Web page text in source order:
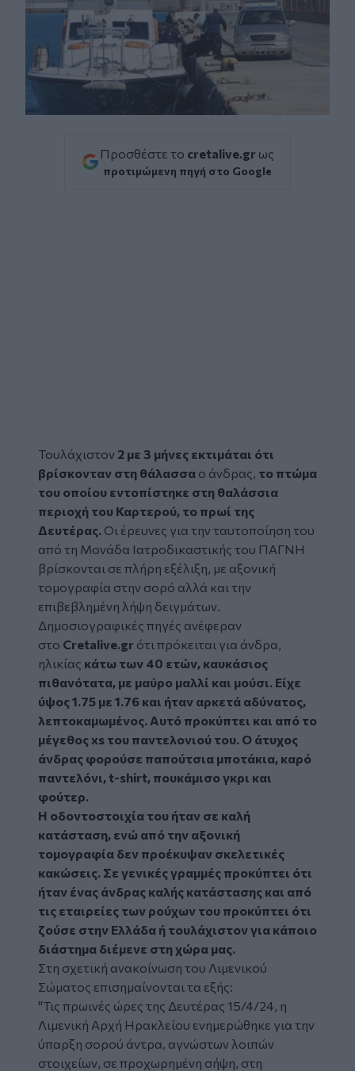
Προσθέστε το cretalive.gr ως
προτιμώμενη πηγή στο Google
Τουλάχιστον 2 με 3 μήνες εκτιμάται ότι
βρίσκονταν στη θάλασσα ο άνδρας, το πτώμα
του οποίου εντοπίστηκε στη θαλάσσια
περιοχή του Καρτερού, το πρωί της
Δευτέρας. Οι έρευνες για την ταυτοποίηση του
από τη Μονάδα Ιατροδικαστικής του ΠΑΓΝΗ
βρίσκονται σε πλήρη εξέλιξη, με αξονική
τομογραφία στην σορό αλλά και την
επιβεβλημένη λήψη δειγμάτων.
Δημοσιογραφικές πηγές ανέφεραν
στο Cretalive.gr ότι πρόκειται για άνδρα,
ηλικίας κάτω των 40 ετών, καυκάσιος
πιθανότατα, με μαύρο μαλλί και μούσι. Είχε
ύψος 1.75 με 1.76 και ήταν αρκετά αδύνατος,
λεπτοκαμωμένος. Αυτό προκύπτει και από το
μέγεθοςxs του παντελονιού του. Ο άτυχος
άνδρας φορούσε παπούτσια μποτάκια, καρό
παντελόνι,t-shirt, πουκάμισο γκρι και
φούτερ.
Η οδοντοστοιχία του ήταν σε καλή
κατάσταση, ενώ από την αξονική
τομογραφία δεν προέκυψαν σκελετικές
κακώσεις. Σε γενικές γραμμές προκύπτει ότι
ήταν ένας άνδρας καλής κατάστασης και από
τις εταιρείες των ρούχων του προκύπτει ότι
ζούσε στην Ελλάδα ή τουλάχιστον για κάποιο
διάστημα διέμενε στη χώρα μας.
Στη σχετική ανακοίνωση του Λιμενικού
Σώματος επισημαίνονται τα εξής:
"Τις πρωινές ώρες της Δευτέρας 15/4/24, η
Λιμενική Αρχή Ηρακλείου ενημερώθηκε για την
ύπαρξη σορού άντρα, αγνώστων λοιπών
στοιχείων, σε προχωρημένη σήψη, στη